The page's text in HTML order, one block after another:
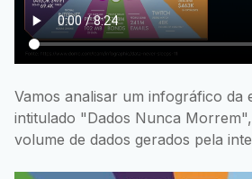
Vamos analisar um infográfico da
intitulado "Dados Nunca
volume de dados gerados pela